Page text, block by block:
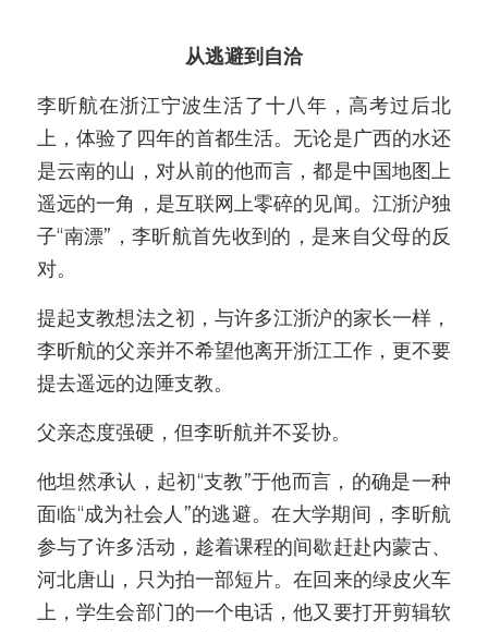
从逃避到自洽
李昕航在浙江宁波生活了十八年，高考过后北
上，体验了四年的首都生活。无论是广西的水还
是云南的山，对从前的他而言，都是中国地图上
遥远的一角，是互联网上零碎的见闻。江浙沪独
子“南漂”，李昕航首先收到的，是来自父母的反
对。
提起支教想法之初，与许多江浙沪的家长一样，
李昕航的父亲并不希望他离开浙江工作，更不要
提去遥远的边陲支教。
父亲态度强硬，但李昕航并不妥协。
他坦然承认，起初“支教”于他而言，的确是一种
面临“成为社会人”的逃避。在大学期间，李昕航
参与了许多活动，趁着课程的间歇赶赴内蒙古、
河北唐山，只为拍一部短片。在回来的绿皮火车
上，学生会部门的一个电话，他又要打开剪辑软